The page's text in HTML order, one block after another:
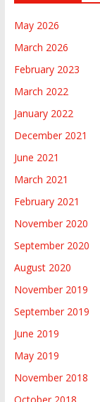
May 2026
March 2026
February 2023
March 2022
January 2022
December 2021
June 2021
March 2021
February 2021
November 2020
September 2020
August 2020
November 2019
September 2019
June 2019
May 2019
November 2018